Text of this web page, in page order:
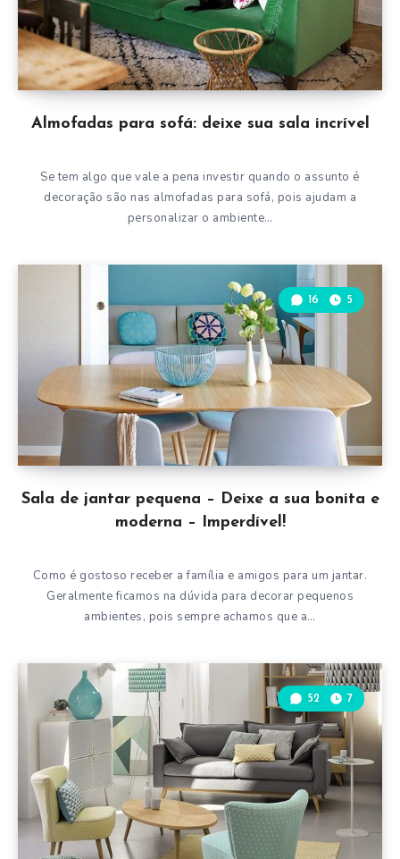
Almofadas para sofá: deixe sua sala incrível
Se tem algo que vale a pena investir quando o assunto é
decoração são nas almofadas para sofá, pois ajudam a
personalizar o ambiente…
Sala de jantar pequena – Deixe a sua bonita e
moderna – Imperdível!
16 5
Como é gostoso receber a família e amigos para um jantar.
Geralmente ficamos na dúvida para decorar pequenos
ambientes, pois sempre achamos que a…
52 7